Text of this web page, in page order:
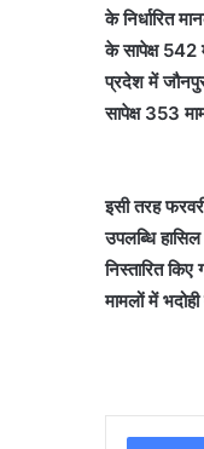
के निर्धारित
के सापेक्ष 542
प्रदेश में
सापेक्ष 353
इसी तरह
उपलब्धि
निस्तारित किए
मामलों में